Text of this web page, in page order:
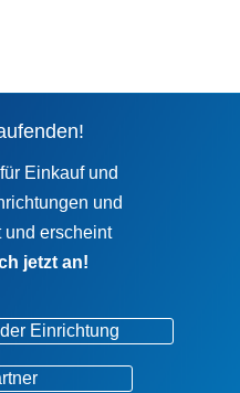
Einkauf und
und
und erscheint
jetzt an!